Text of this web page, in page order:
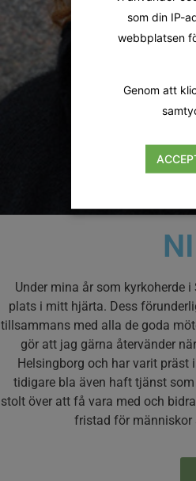
Under mina år som kyrkoherde
plats i mitt hjärta. Dess
tillsammans med alla de goda
gör att jag gärna återvänder
Helsingborg och har varit präst
tidigare bla även haft tjänst
stolt över att få vara med och
fristad för människor
som din IP-
webbplatsen
Genom att